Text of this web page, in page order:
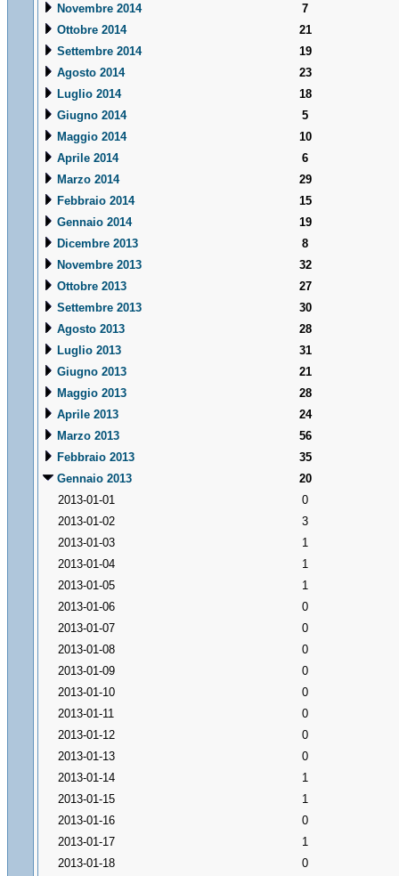
Novembre 2014
7
Ottobre 2014
21
Settembre 2014
19
Agosto 2014
23
Luglio 2014
18
Giugno 2014
5
Maggio 2014
10
Aprile 2014
6
Marzo 2014
29
Febbraio 2014
15
Gennaio 2014
19
Dicembre 2013
8
Novembre 2013
32
Ottobre 2013
27
Settembre 2013
30
Agosto 2013
28
Luglio 2013
31
Giugno 2013
21
Maggio 2013
28
Aprile 2013
24
Marzo 2013
56
Febbraio 2013
35
Gennaio 2013
20
2013-01-01
0
2013-01-02
3
2013-01-03
1
2013-01-04
1
2013-01-05
1
2013-01-06
0
2013-01-07
0
2013-01-08
0
2013-01-09
0
2013-01-10
0
2013-01-11
0
2013-01-12
0
2013-01-13
0
2013-01-14
1
2013-01-15
1
2013-01-16
0
2013-01-17
1
2013-01-18
0